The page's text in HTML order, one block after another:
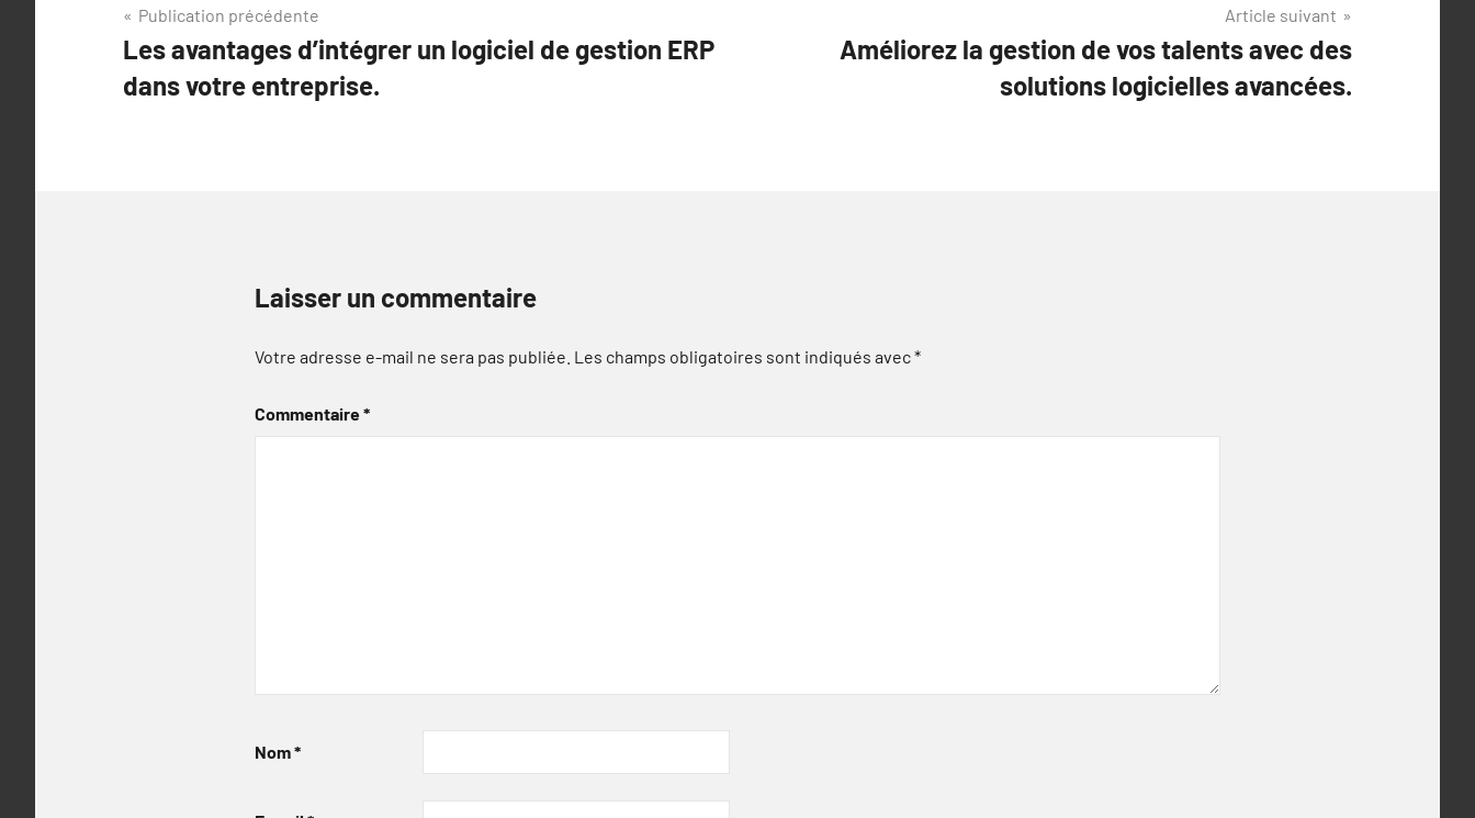
Navigation
de
l’article
Publication précédente
Les avantages d’intégrer un logiciel de gestion ERP
dans votre entreprise.
Article suivant
Améliorez la gestion de vos talents avec des
solutions logicielles avancées.
Laisser un commentaire
Votre adresse e-mail ne sera pas publiée. Les champs obligatoires sont indiqués avec*
Commentaire*
Nom*